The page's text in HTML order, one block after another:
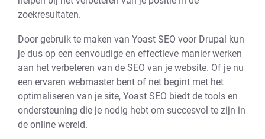
zoekresultaten.
Door gebruik te maken van Yoast SEO voor Drupal kun
je dus op een eenvoudige en effectieve manier werken
aan het verbeteren van de SEO van je website. Of je nu
een ervaren webmaster bent of net begint met het
optimaliseren van je site, Yoast SEO biedt de tools en
ondersteuning die je nodig hebt om succesvol te zijn in
de online wereld.